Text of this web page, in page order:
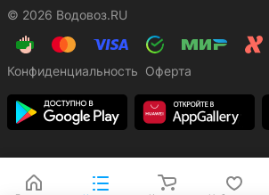
© 2026 Водовоз.RU
Конфиденциальность Оферта